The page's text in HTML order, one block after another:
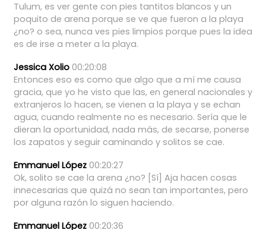
Tulum, es ver gente con pies tantitos blancos y un
poquito de arena porque se ve que fueron a la playa
¿no? o sea, nunca ves pies limpios porque pues la idea
es de irse a meter a la playa.
Jessica Xolio 00:20:08
Entonces eso es como que algo que a mí me causa
gracia, que yo he visto que las, en general nacionales y
extranjeros lo hacen, se vienen a la playa y se echan
agua, cuando realmente no es necesario. Sería que le
dieran la oportunidad, nada más, de secarse, ponerse
los zapatos y seguir caminando y solitos se cae.
Emmanuel López 00:20:27
Ok, solito se cae la arena ¿no? [Sí] Aja hacen cosas
innecesarias que quizá no sean tan importantes, pero
por alguna razón lo siguen haciendo.
Emmanuel López 00:20:36